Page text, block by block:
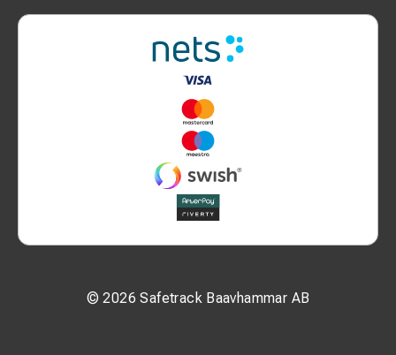
© 2026 Safetrack Baavhammar AB